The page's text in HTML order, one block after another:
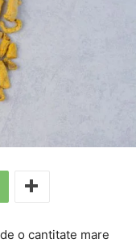
o cantitate mare